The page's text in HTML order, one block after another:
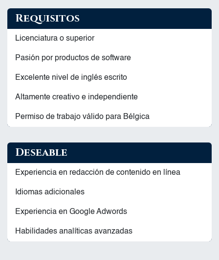
Requisitos
Licenciatura o superior
Pasión por productos de software
Excelente nivel de inglés escrito
Altamente creativo e independiente
Permiso de trabajo válido para Bélgica
Deseable
Experiencia en redacción de contenido en línea
Idiomas adicionales
Experiencia en Google Adwords
Habilidades analíticas avanzadas